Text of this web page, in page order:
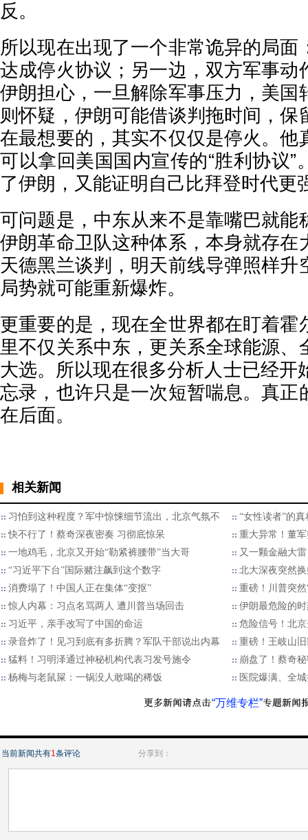
反。
所以现在出现了一个非常诡异的局面
达成停火协议；另一边，双方军事动
伊朗担心，一旦解除军事压力，美国
则怀疑，伊朗可能借谈判拖时间，保
在最想要的，其实不仅仅是停火。他
可以拿回美国国内宣传的“胜利协议”
了伊朗，又能证明自己比拜登时代更
可问题是，中东从来不是靠嘴巴就能
伊朗革命卫队这种体系，本身就存在
天德黑兰谈判，明天前线导弹照样升
局势就可能重新爆炸。
更重要的是，现在全世界都在盯着霍
里不仅关系中东，更关系全球能源、
大选。所以现在很多分析人士已经开
忘录，也许只是一次短暂喘息。真正
在后面。
相关新闻
习怕到这种程度？军中惊悚细节流出，北京气氛不
“女性读者”的
快不行了！蔡奇深夜密奏 习彻底惊呆
重大异常！董
一地鸡毛，北京又开始“勒紧裤腰带”当大哥
又一颗金融大
“习近平下台”国际赌注飙到这个数字
北大深夜突然
消费塌了！中国人正在集体“变抠”
重磅！川普突然
惊人内幕：习点名骂两人 遭川普当场回击
伊朗最危险的
习近平，亲手改写了中国的命运
危险信号！北
录音炸了！见习到底有多折腾？军队干部说出内幕
重磅！王岐山
猛料！习明泽通过神秘机构代表习发号施令
崩盘了！蔡奇
杨梅与老鼠屎：一锅没人敢喝的稀饭
医院爆满、全
“万维专栏”
当前新闻共有1条评论 分享到：